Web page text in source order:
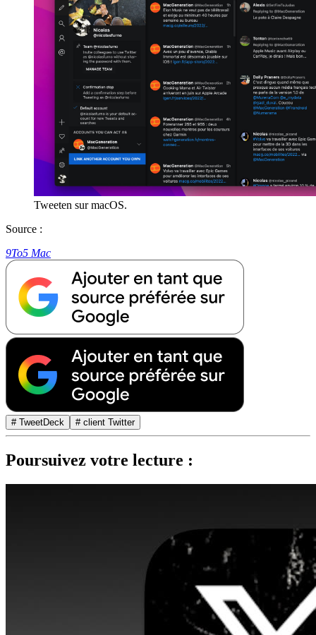
Tweeten sur macOS.
Source :
9To5 Mac
# TweetDeck # client Twitter
Poursuivez votre lecture :